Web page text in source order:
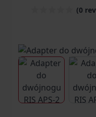
(0
View larger